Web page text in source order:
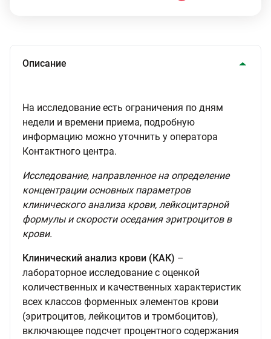
Описание
На исследование есть ограничения по дням
недели и времени приема, подробную
информацию можно уточнить у оператора
Контактного центра.
Исследование, направленное на определение
концентрации основных параметров
клинического анализа крови, лейкоцитарной
формулы и скорости оседания эритроцитов в
крови.
Клинический анализ крови (КАК) –
лабораторное исследование с оценкой
количественных и качественных характеристик
всех классов форменных элементов крови
(эритроцитов, лейкоцитов и тромбоцитов),
включающее подсчет процентного содержания